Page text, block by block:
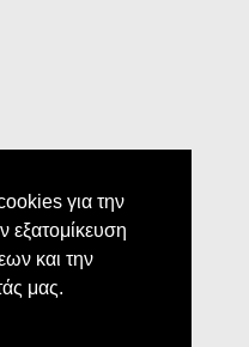
για την
εξατομίκευση
και την
μας.